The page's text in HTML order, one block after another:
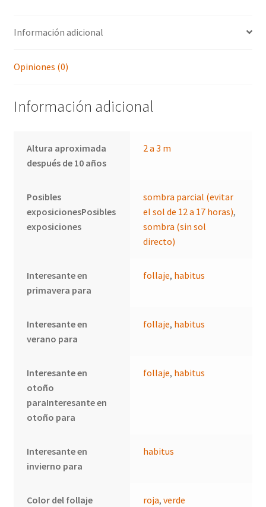
Información adicional
Opiniones (0)
Información adicional
Altura aproximada
después de 10 años
2 a 3 m
Posibles
exposicionesPosibles
exposiciones
sombra parcial (evitar
el sol de 12 a 17 horas),
sombra (sin sol
directo)
Interesante en
primavera para
follaje, habitus
Interesante en
verano para
follaje, habitus
Interesante en
otoño
paraInteresante en
otoño para
follaje, habitus
Interesante en
invierno para
habitus
Color del follaje roja,verde